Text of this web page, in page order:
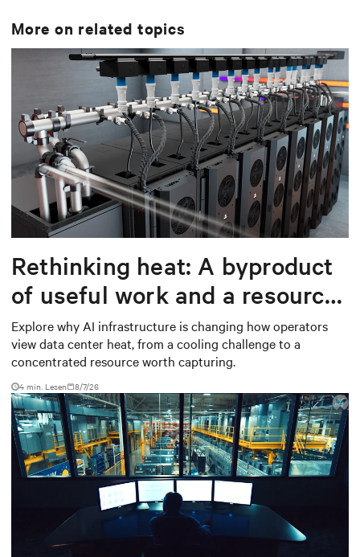
More on related topics
Rethinking heat: A byproduct
of useful work and a resource
worth capturing
Explore why AI infrastructure is changing how operators
view data center heat, from a cooling challenge to a
concentrated resource worth capturing.
4 min. Lesen 8/7/26